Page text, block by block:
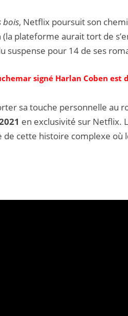
bois, Netflix poursuit son
(la plateforme aurait tort de
suspense pour 14 de ses
signé Harlan Coben
sa touche personnelle au
en exclusivité sur Netflix.
de cette histoire complexe où